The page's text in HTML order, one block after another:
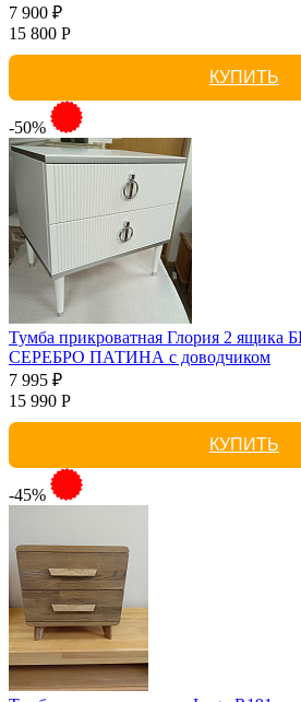
7 900 ₽
15 800 Р
КУПИТЬ
-50%
Тумба прикроватная Глория 2
СЕРЕБРО ПАТИНА с доводчиком
7 995 ₽
15 990 Р
КУПИТЬ
-45%